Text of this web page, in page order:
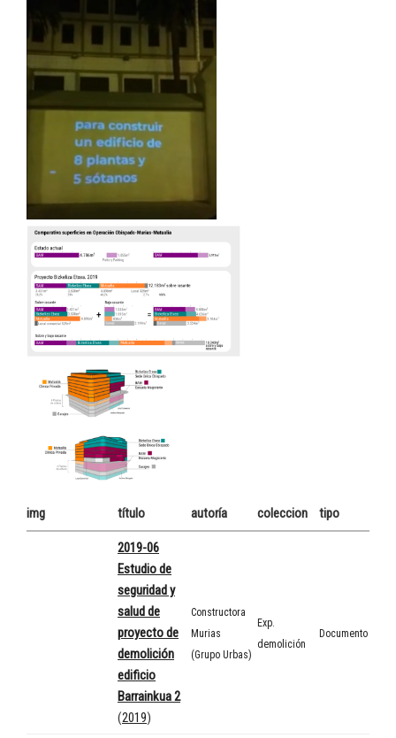
img título autoría coleccion tipo
2019-06
Estudio de
seguridad y
salud de
proyecto de
demolición
edificio
Barrainkua 2
(2019)
Constructora
Murias
(Grupo Urbas)
Exp.
demolición
Documento